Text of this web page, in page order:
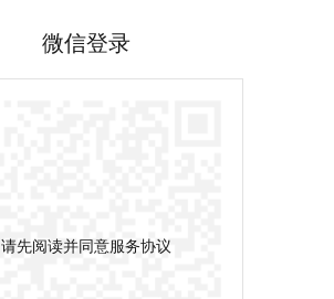
微信登录
请先阅读并同意服务协议